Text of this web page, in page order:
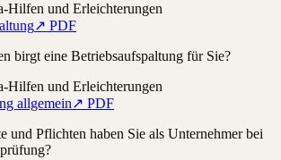
Hilfen und Erleichterungen
↗ PDF
birgt eine Betriebsaufspaltung für Sie?
Hilfen und Erleichterungen
allgemein↗ PDF
und Pflichten haben Sie als Unternehmer bei